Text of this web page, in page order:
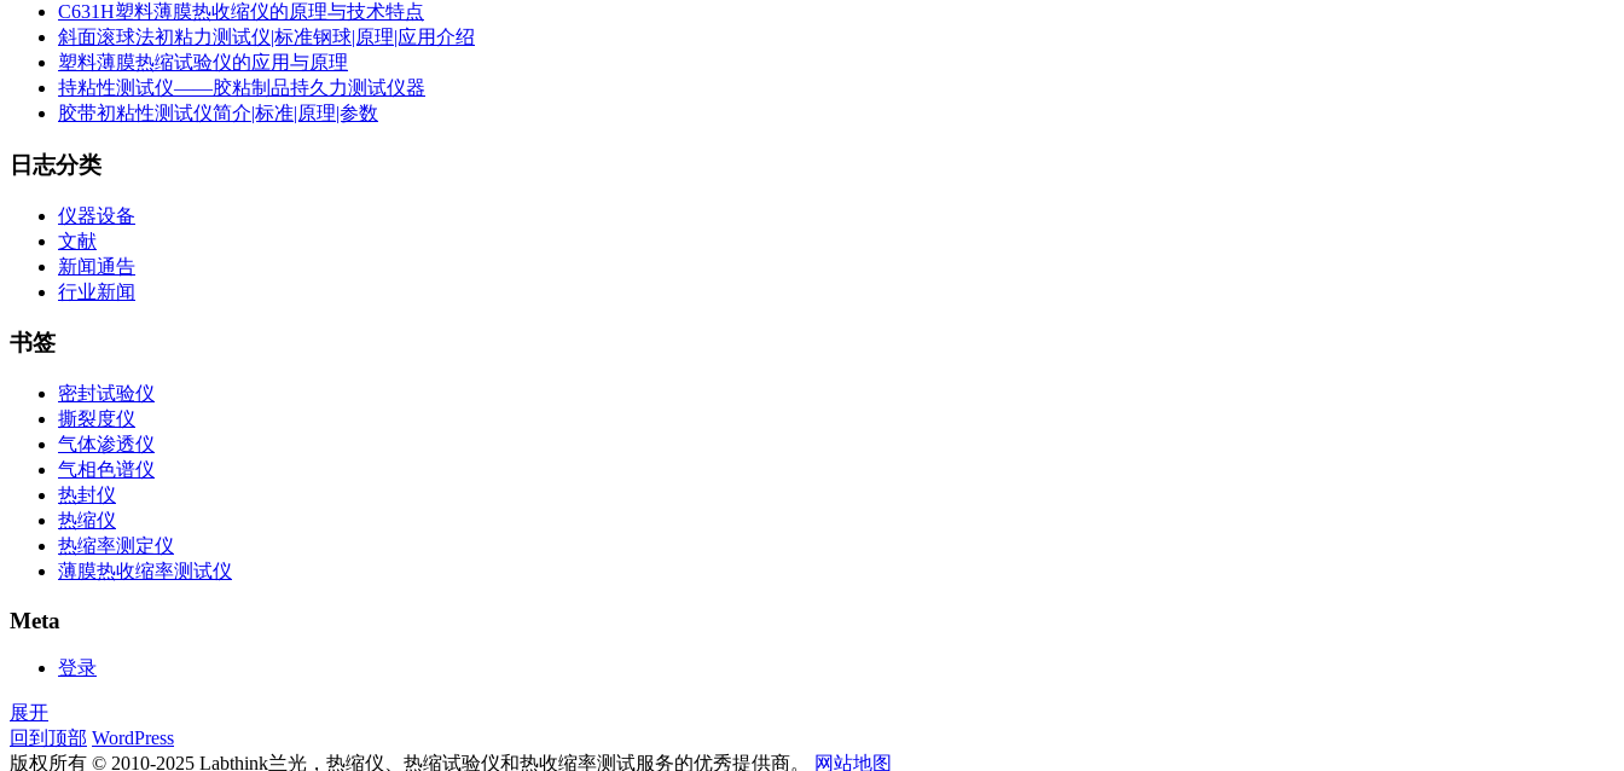
C631H塑料薄膜热收缩仪的原理与技术特点
斜面滚球法初粘力测试仪|标准钢球|原理|应用介绍
塑料薄膜热缩试验仪的应用与原理
持粘性测试仪——胶粘制品持久力测试仪器
胶带初粘性测试仪简介|标准|原理|参数
日志分类
仪器设备
文献
新闻通告
行业新闻
书签
密封试验仪
撕裂度仪
气体渗透仪
气相色谱仪
热封仪
热缩仪
热缩率测定仪
薄膜热收缩率测试仪
Meta
登录
展开
回到顶部 WordPress
版权所有 © 2010-2025 Labthink兰光，热缩仪、热缩试验仪和热收缩率测试服务的优秀提供商。
网站地图